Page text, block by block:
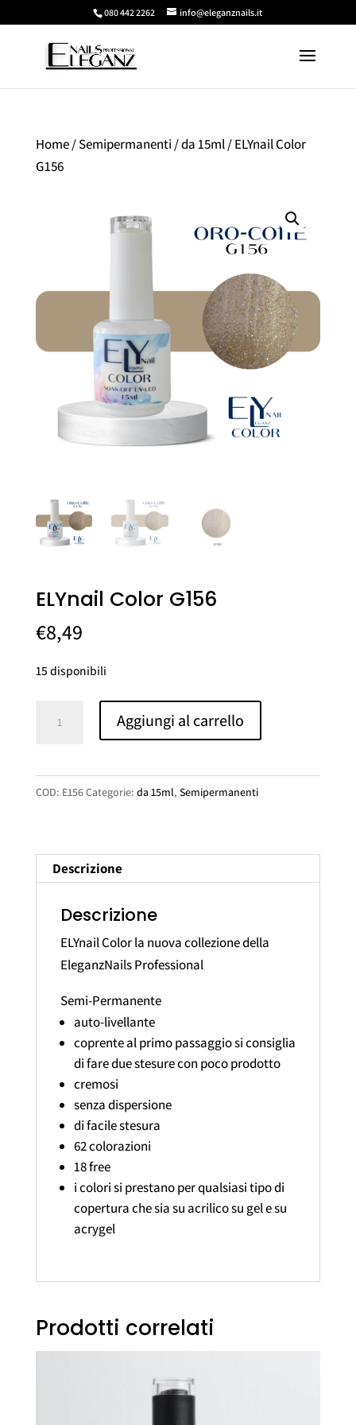
080 442 2262 info@eleganznails.it
Home/Semipermanenti /da 15ml/ ELYnail Color
G156
ELYnail Color G156
€8,49
15 disponibili
quantità
Aggiungi al carrello
COD: E156Categorie: da 15ml, Semipermanenti
Descrizione
Descrizione
ELYnail Color la nuova collezione della
EleganzNails Professional
Semi-Permanente
auto-livellante
coprente al primo passaggio si consiglia
di fare due stesure con poco prodotto
cremosi
senza dispersione
di facile stesura
62 colorazioni
18 free
i colori si prestano per qualsiasi tipo di
copertura che sia su acrilico su gel e su
acrygel
Prodotti correlati